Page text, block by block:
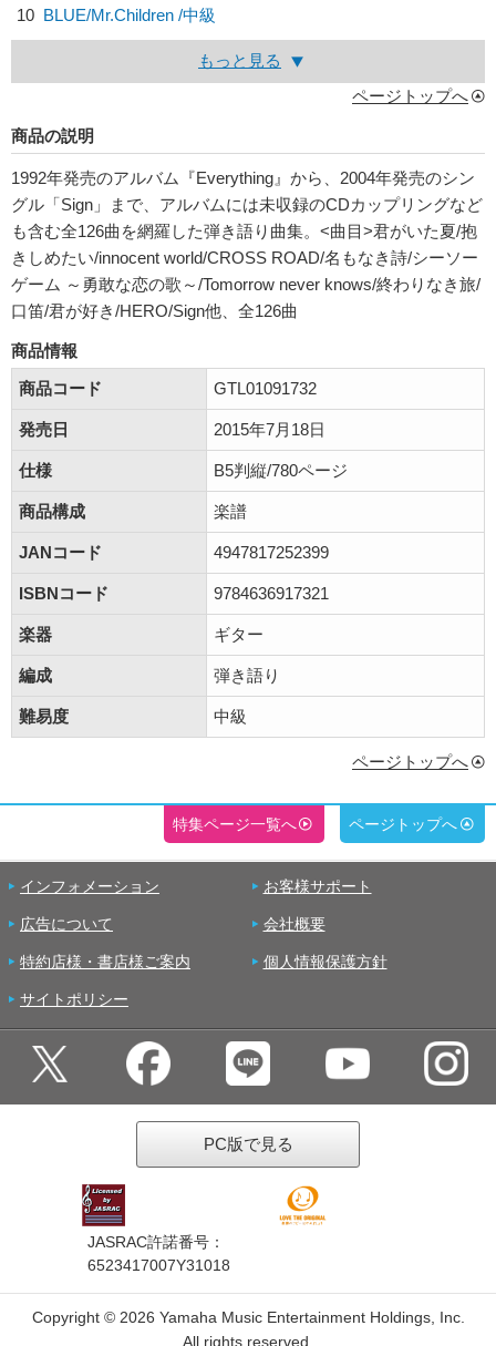
10 BLUE/Mr.Children /中級
もっと見る
ページトップへ
商品の説明
1992年発売のアルバム『Everything』から、2004年発売のシン
グル「Sign」まで、アルバムには未収録のCDカップリングなど
も含む全126曲を網羅した弾き語り曲集。<曲目>君がいた夏/抱
きしめたい/innocent world/CROSS ROAD/名もなき詩/シーソー
ゲーム ～勇敢な恋の歌～/Tomorrow never knows/終わりなき旅/
口笛/君が好き/HERO/Sign他、全126曲
商品情報
商品コード
GTL01091732
発売日 2015年7月18日
仕様 B5判縦/780ページ
商品構成 楽譜
JANコード 4947817252399
ISBNコード 9784636917321
楽器 ギター
編成 弾き語り
難易度 中級
ページトップへ
特集ページ一覧へ ページトップへ
インフォメーション お客様サポート
広告について 会社概要
特約店様・書店様ご案内 個人情報保護方針
サイトポリシー
PC版で見る
JASRAC許諾番号：
6523417007Y31018
Copyright © 2026 Yamaha Music Entertainment Holdings, Inc.
All rights reserved.